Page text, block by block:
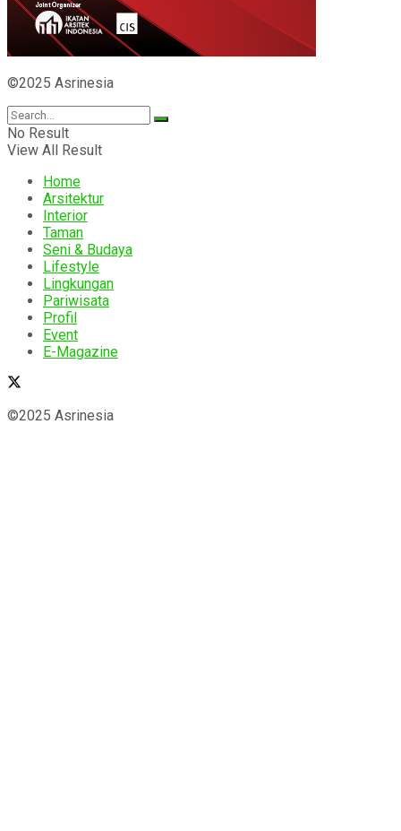
©2025 Asrinesia
No Result
View All Result
Home
Arsitektur
Interior
Taman
Seni & Budaya
Lifestyle
Lingkungan
Pariwisata
Profil
Event
E-Magazine
©2025 Asrinesia